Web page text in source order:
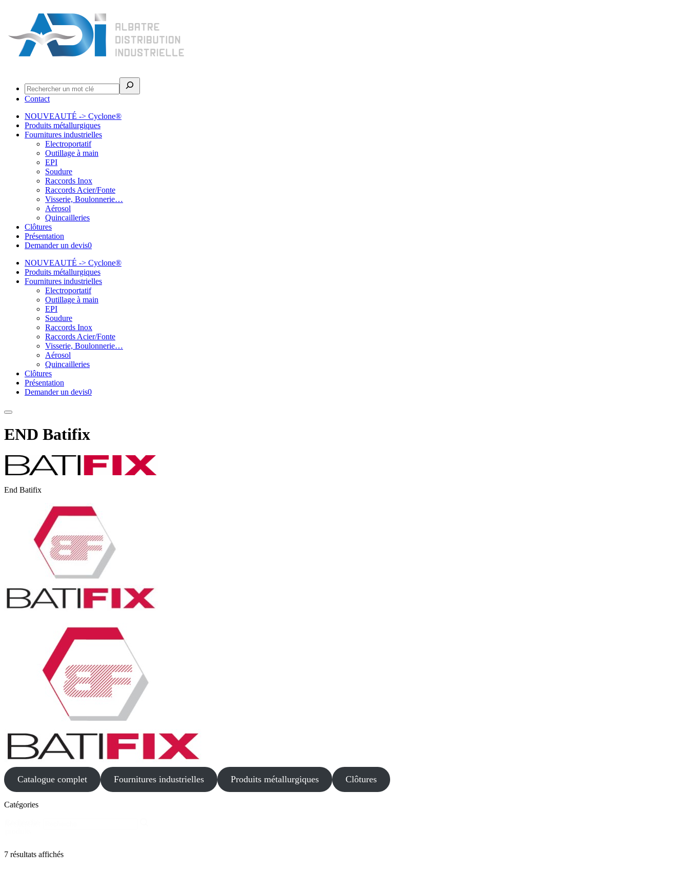
Contact
NOUVEAUTÉ -> Cyclone®
Produits métallurgiques
Fournitures industrielles
Electroportatif
Outillage à main
EPI
Soudure
Raccords Inox
Raccords Acier/Fonte
Visserie, Boulonnerie…
Aérosol
Quincailleries
Clôtures
Présentation
Demander un devis0
NOUVEAUTÉ -> Cyclone®
Produits métallurgiques
Fournitures industrielles
Electroportatif
Outillage à main
EPI
Soudure
Raccords Inox
Raccords Acier/Fonte
Visserie, Boulonnerie…
Aérosol
Quincailleries
Clôtures
Présentation
Demander un devis0
END Batifix
End Batifix
Catalogue complet Fournitures industrielles Produits métallurgiques Clôtures
Catégories
7 résultats affichés